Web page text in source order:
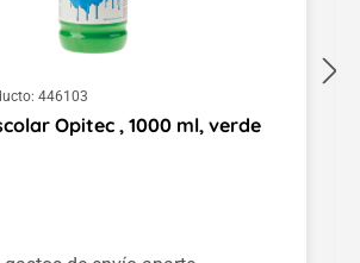
446103
Opitec , 1000 ml, verde